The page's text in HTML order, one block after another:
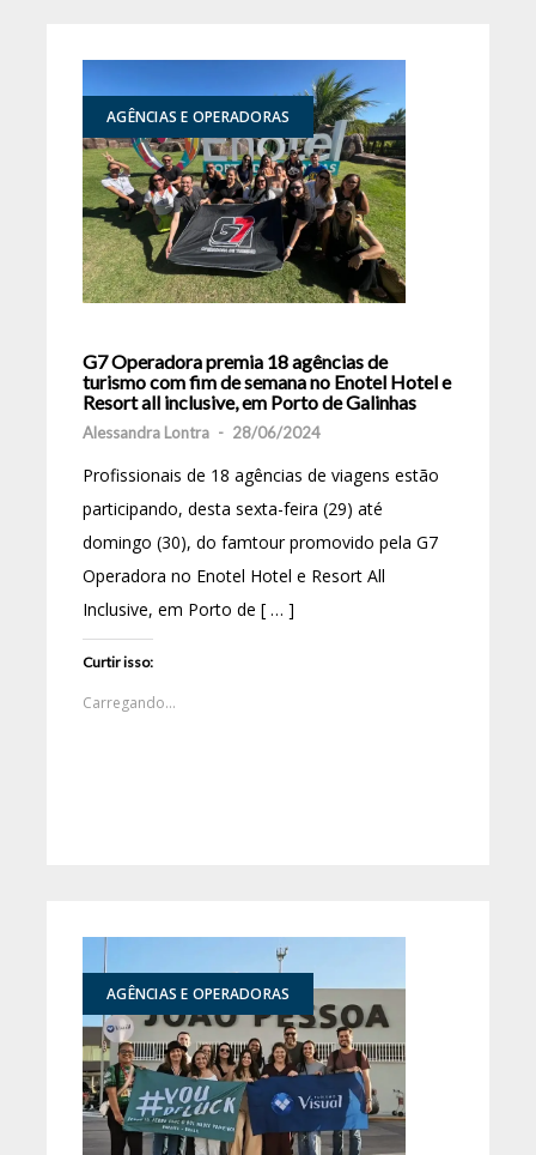
AGÊNCIAS E OPERADORAS
G7 Operadora premia 18 agências de
turismo com fim de semana no Enotel Hotel e
Resort all inclusive, em Porto de Galinhas
Alessandra Lontra - 28/06/2024
Profissionais de 18 agências de viagens estão
participando, desta sexta-feira (29) até
domingo (30), do famtour promovido pela G7
Operadora no Enotel Hotel e Resort All
Inclusive, em Porto de [ … ]
Curtir isso:
Carregando...
AGÊNCIAS E OPERADORAS